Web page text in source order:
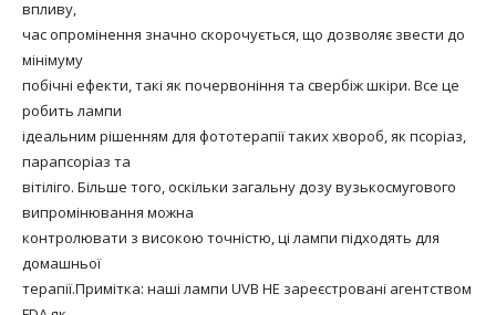
впливу,
час опромінення значно скорочується, що дозволяє звести до
мінімуму
побічні ефекти, такі як почервоніння та свербіж шкіри. Все це
робить лампи
ідеальним рішенням для фототерапії таких хвороб, як псоріаз,
парапсоріаз та
вітіліго. Більше того, оскільки загальну дозу вузькосмугового
випромінювання можна
контролювати з високою точністю, ці лампи підходять для
домашньої
терапії.Примітка: наші лампи UVB НЕ зареєстровані агентством